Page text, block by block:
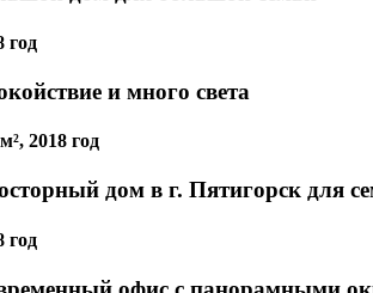
год
и много света
2018 год
дом в г. Пятигорск для
год